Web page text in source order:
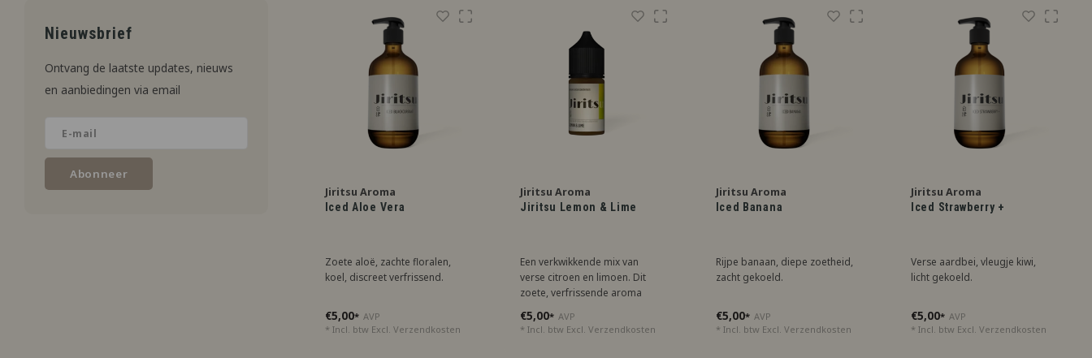
Nieuwsbrief
Ontvang de laatste updates, nieuws
en aanbiedingen via email
Abonneer
Jiritsu Aroma
Iced Aloe Vera
Zoete aloë, zachte floralen,
koel, discreet verfrissend.
€5,00* AVP
* Incl. btw Excl. Verzendkosten
Jiritsu Aroma
Jiritsu Lemon & Lime
Een verkwikkende mix van
verse citroen en limoen. Dit
zoete, verfrissende aroma
smaakbeleving.
€5,00* AVP
* Incl. btw Excl. Verzendkosten
Jiritsu Aroma
Iced Banana
Rijpe banaan, diepe zoetheid,
zacht gekoeld.
€5,00* AVP
* Incl. btw Excl. Verzendkosten
Jiritsu Aroma
Iced Strawberry +
Verse aardbei, vleugje kiwi,
licht gekoeld.
€5,00* AVP
* Incl. btw Excl. Verzendkosten